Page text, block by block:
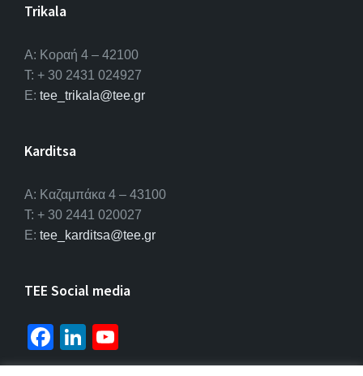
Trikala
Α: Κοραή 4 – 42100
T: + 30 2431 024927
E: tee_trikala@tee.gr
Karditsa
A: Καζαμπάκα 4 – 43100
T: + 30 2441 020027
E: tee_karditsa@tee.gr
TEE Social media
Fa
ce
Li
n u